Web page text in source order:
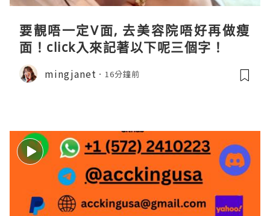
要靚唔一定V面, 去美容院唔好再做瘦
面！click入來記著以下呢三個字！
mingjanet 16分鐘前